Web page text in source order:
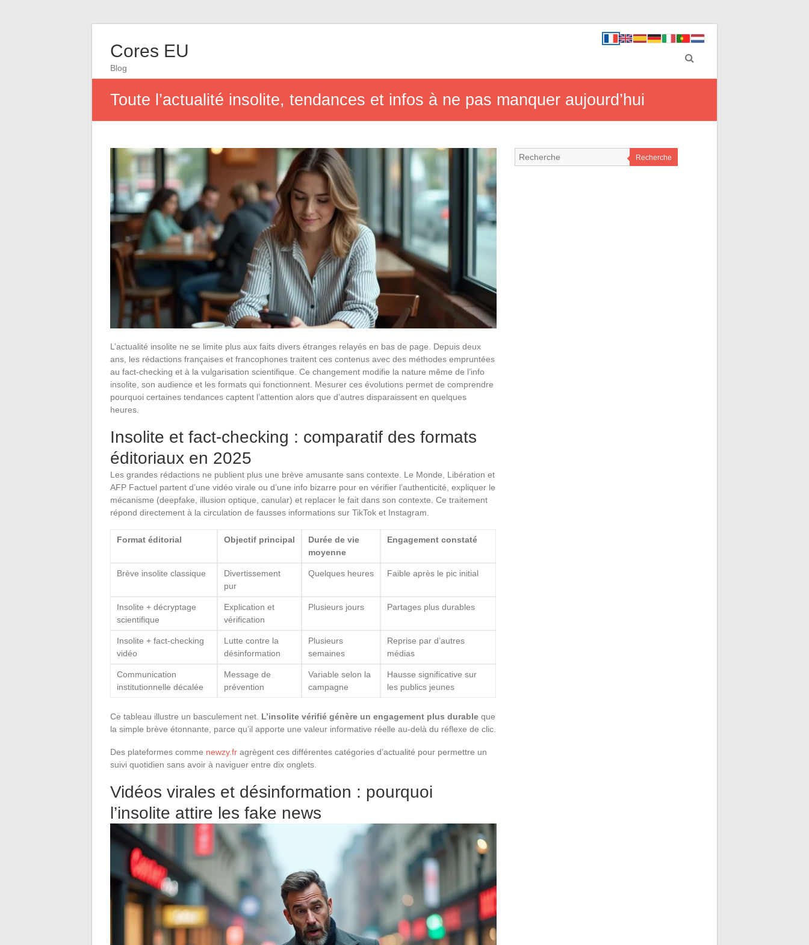
Cores EU
Blog
Toute l’actualité insolite, tendances et infos à ne pas manquer aujourd’hui
L’actualité insolite ne se limite plus aux faits divers étranges relayés en bas de page. Depuis deux
ans, les rédactions françaises et francophones traitent ces contenus avec des méthodes empruntées
au fact-checking et à la vulgarisation scientifique. Ce changement modifie la nature même de l’info
insolite, son audience et les formats qui fonctionnent. Mesurer ces évolutions permet de comprendre
pourquoi certaines tendances captent l’attention alors que d’autres disparaissent en quelques
heures.
Insolite et fact-checking : comparatif des formats
éditoriaux en 2025
Les grandes rédactions ne publient plus une brève amusante sans contexte. Le Monde, Libération et
AFP Factuel partent d’une vidéo virale ou d’une info bizarre pour en vérifier l’authenticité, expliquer le
mécanisme (deepfake, illusion optique, canular) et replacer le fait dans son contexte. Ce traitement
répond directement à la circulation de fausses informations sur TikTok et Instagram.
Format éditorial Objectif principal
Durée de vie
moyenne
Engagement constaté
Brève insolite classique
Divertissement
pur
Quelques heures Faible après le pic initial
Insolite + décryptage
scientifique
Explication et
vérification
Plusieurs jours Partages plus durables
Insolite + fact-checking
vidéo
Lutte contre la
désinformation
Plusieurs
semaines
Reprise par d’autres
médias
Communication
institutionnelle décalée
Message de
prévention
Variable selon la
campagne
Hausse significative sur
les publics jeunes
Ce tableau illustre un basculement net. L’insolite vérifié génère un engagement plus durable que
la simple brève étonnante, parce qu’il apporte une valeur informative réelle au-delà du réflexe de clic.
Des plateformes comme newzy.fr agrègent ces différentes catégories d’actualité pour permettre un
suivi quotidien sans avoir à naviguer entre dix onglets.
Vidéos virales et désinformation : pourquoi
l’insolite attire les fake news
Recherche